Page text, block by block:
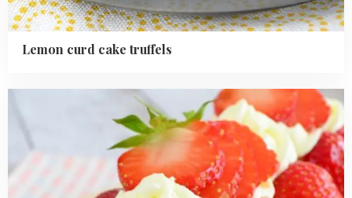
Lemon curd cake truffels
Aardbeienslof